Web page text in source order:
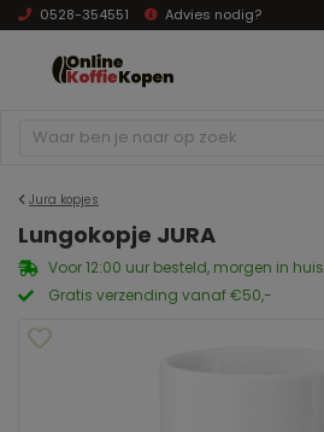
0528-354551 Advies nodig?
Jura kopjes
Lungokopje JURA
Voor 12:00 uur besteld, morgen in huis
Gratis verzending vanaf €50,-